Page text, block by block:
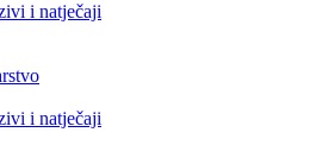
i natječaji
i natječaji